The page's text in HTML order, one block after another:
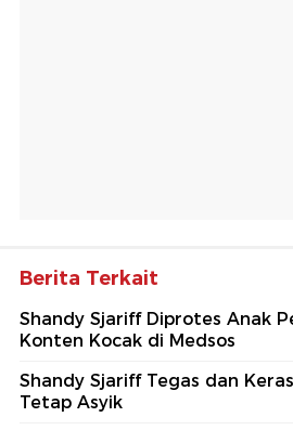
Berita Terkait
Shandy Sjariff Diprotes Anak
Konten Kocak di Medsos
Shandy Sjariff Tegas dan
Tetap Asyik